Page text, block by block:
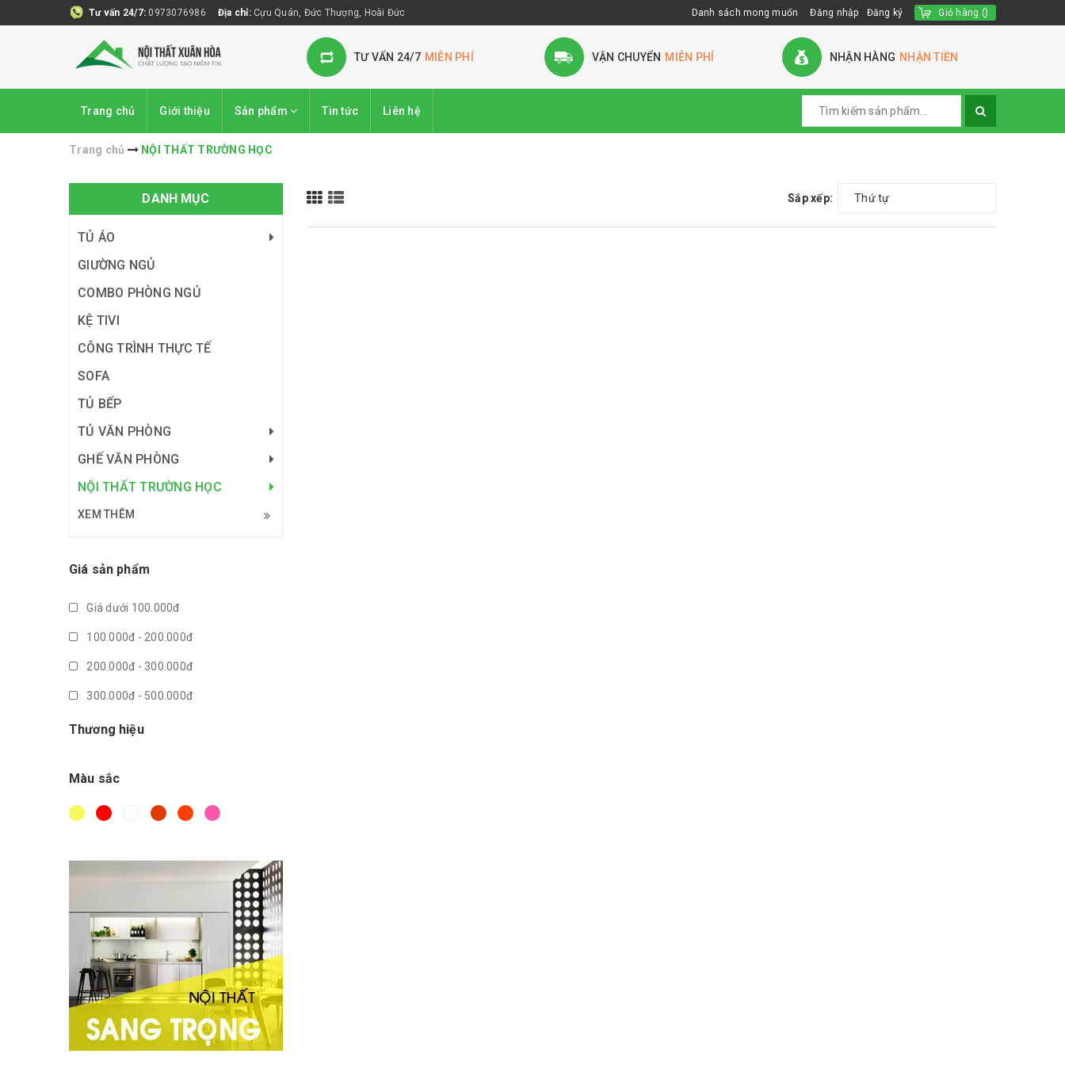
Tư vấn 24/7: 0973076986 Địa chỉ: Cựu Quán, Đức Thượng, Hoài Đức Danh sách mong muốn Đăng nhập Đăng ký Giỏ hàng ()
TƯ VẤN 24/7 MIỄN PHÍ VẬN CHUYỂN MIỄN PHÍ NHẬN HÀNG NHẬN TIỀN
Trang chủ Giới thiệu Sản phẩm Tin tức Liên hệ
Trang chủ NỘI THẤT TRƯỜNG HỌC
Sắp xếp: Thứ tự
DANH MỤC
TỦ ÁO
GIƯỜNG NGỦ
COMBO PHÒNG NGỦ
KỆ TIVI
CÔNG TRÌNH THỰC TẾ
SOFA
TỦ BẾP
TỦ VĂN PHÒNG
GHẾ VĂN PHÒNG
NỘI THẤT TRƯỜNG HỌC
XEM THÊM
Giá sản phẩm
Giá dưới 100.000đ
100.000đ - 200.000đ
200.000đ - 300.000đ
300.000đ - 500.000đ
500.000đ - 1.000.000đ
Thương hiệu
Màu sắc